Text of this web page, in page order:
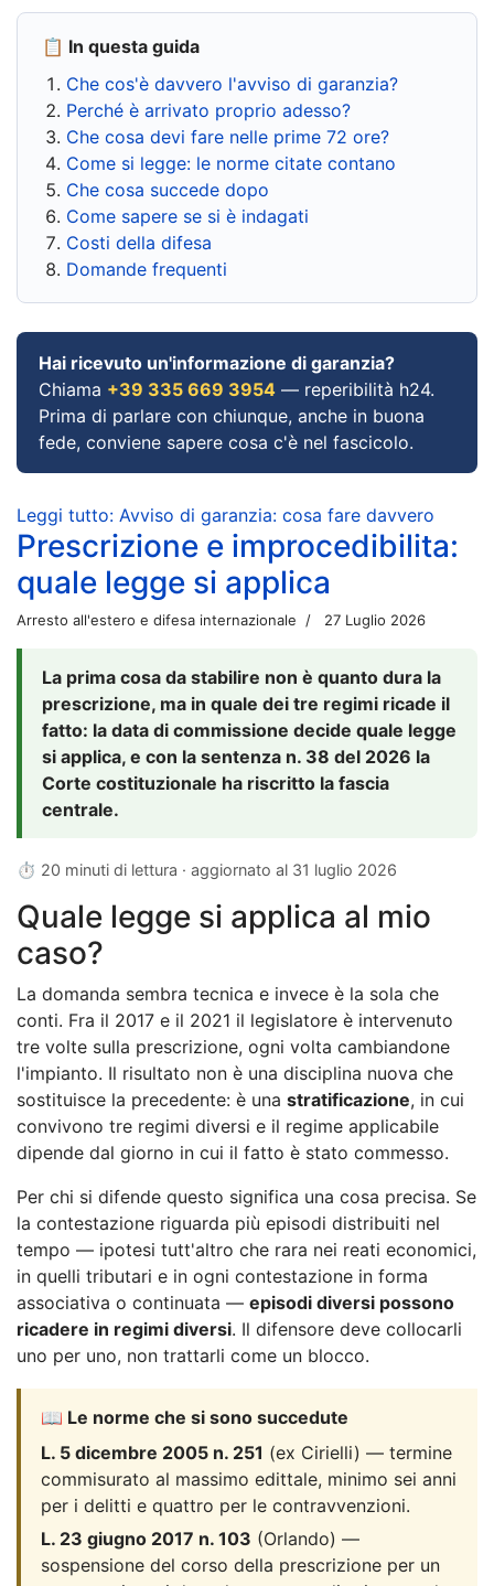
📋 In questa guida
Che cos'è davvero l'avviso di garanzia?
Perché è arrivato proprio adesso?
Che cosa devi fare nelle prime 72 ore?
Come si legge: le norme citate contano
Che cosa succede dopo
Come sapere se si è indagati
Costi della difesa
Domande frequenti
Hai ricevuto un'informazione di garanzia?
Chiama +39 335 669 3954 — reperibilità h24.
Prima di parlare con chiunque, anche in buona
fede, conviene sapere cosa c'è nel fascicolo.
Leggi tutto: Avviso di garanzia: cosa fare davvero
Prescrizione e improcedibilita:
quale legge si applica
Arresto all'estero e difesa internazionale 27 Luglio 2026
La prima cosa da stabilire non è quanto dura la
prescrizione, ma in quale dei tre regimi ricade il
fatto: la data di commissione decide quale legge
si applica, e con la sentenza n. 38 del 2026 la
Corte costituzionale ha riscritto la fascia
centrale.
⏱ 20 minuti di lettura · aggiornato al 31 luglio 2026
Quale legge si applica al mio
caso?
La domanda sembra tecnica e invece è la sola che
conti. Fra il 2017 e il 2021 il legislatore è intervenuto
tre volte sulla prescrizione, ogni volta cambiandone
l'impianto. Il risultato non è una disciplina nuova che
sostituisce la precedente: è una stratificazione, in cui
convivono tre regimi diversi e il regime applicabile
dipende dal giorno in cui il fatto è stato commesso.
Per chi si difende questo significa una cosa precisa. Se
la contestazione riguarda più episodi distribuiti nel
tempo — ipotesi tutt'altro che rara nei reati economici,
in quelli tributari e in ogni contestazione in forma
associativa o continuata — episodi diversi possono
ricadere in regimi diversi. Il difensore deve collocarli
uno per uno, non trattarli come un blocco.
📖 Le norme che si sono succedute
L. 5 dicembre 2005 n. 251 (ex Cirielli) — termine
commisurato al massimo edittale, minimo sei anni
per i delitti e quattro per le contravvenzioni.
L. 23 giugno 2017 n. 103 (Orlando) —
sospensione del corso della prescrizione per un